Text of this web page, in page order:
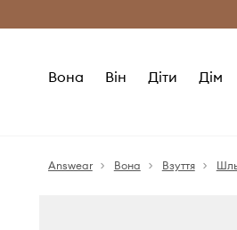
Вона Він Діти Дім
Answear Вона Взуття